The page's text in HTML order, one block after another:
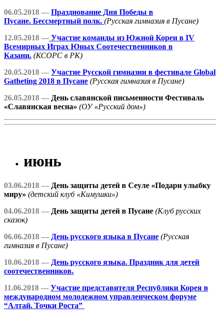
06.05.2018 — Празднование Дня Победы в
Пусане. Бессмертный полк. (Русская гимназия в Пусане)
12.05.2018 — Участие команды из Южной Кореи в IV
Всемирных Играх Юных Соотечественников в
Казани. (КСОРС в РК)
20.05.2018 — Участие Русской гимназии в фестивале Global
Gatheting 2018 в Пусане (Русская гимназия в Пусане)
26.05.2018 — День славянской письменности Фестиваль
«Славянская весна» (ОУ «Русский дом»)
июнь
03.06.2018 — День защиты детей в Сеуле «Подари улыбку
миру» (детский клуб «Кимушки»)
04.06.2018 — День защиты детей в Пусане (Клуб русских
сказок)
06.06.2018 — День русского языка в Пусане (Русская
гимназия в Пусане)
10.06.2018 — День русского языка. Праздник для детей
соотечественников.
11.06.2018 — Участие представителя Республики Корея в
международном молодежном управленческом форуме
“Алтай. Точки Роста”